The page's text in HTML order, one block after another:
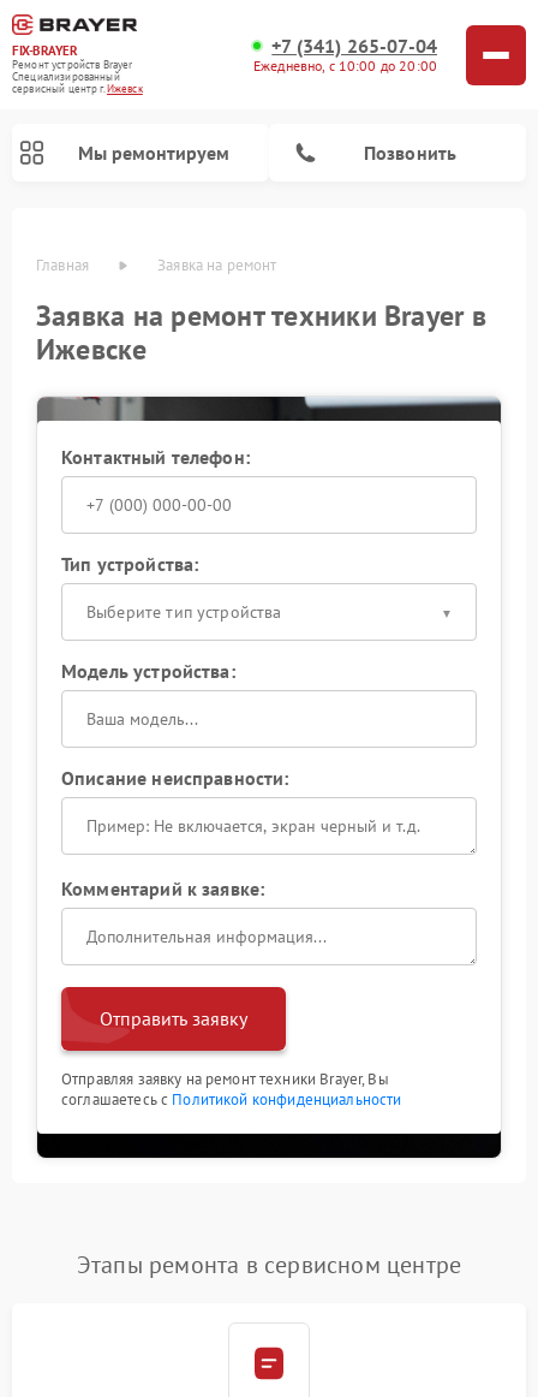
FIX-BRAYER
Ремонт устройств Brayer
Специализированный
cервисный центр г.Ижевск
+7 (341) 265-07-04
Ежедневно, с 10:00 до 20:00
Мы ремонтируем Позвонить
Главная Заявка на ремонт
Заявка на ремонт техники Brayer в
Ижевске
Контактный телефон:
Тип устройства:
Выберите тип устройства
Модель устройства:
Описание неисправности:
Комментарий к заявке:
Отправить заявку
Отправляя заявку на ремонт техники Brayer, Вы
соглашаетесь с Политикой конфиденциальности
Этапы ремонта в сервисном центре